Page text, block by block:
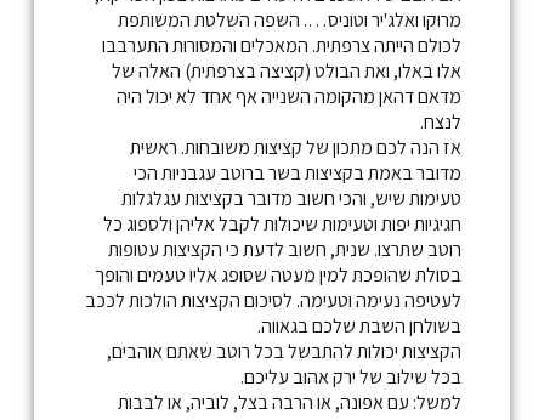
מרוקו ואלג'יר וטוניס…. השפה השלטת המשותפת
לכולם הייתה צרפתית. המאכלים והמסורות התערבבו
אלו באלו, ואת הבולט (קציצה בצרפתית) האלה של
מדאם דהאן מהקומה השנייה אף אחד לא יכול היה
לנצח.
אז הנה לכם מתכון של קציצות משובחות. ראשית
מדובר באמת בקציצות בשר ברוטב עגבניות הכי
טעימות שיש, והכי חשוב מדובר בקציצות עגלגלות
חגיגיות יפות וטעימות שיכולות לקבל אליהן ולספוג כל
רוטב שתרצו. שנית, חשוב לדעת כי הקציצות עטופות
בסולת שהופכת למין מעטה שסופג אליו טעמים והופך
לעטיפה נעימה וטעימה. לסיכום הקציצות הולכות לככב
בשולחן השבת שלכם בגאווה.
הקציצות יכולות להתבשל בכל רוטב שאתם אוהבים,
בכל שילוב של ירק אהוב עליכם.
למשל: עם אפונה, או הרבה בצל, לוביה, או לבבות